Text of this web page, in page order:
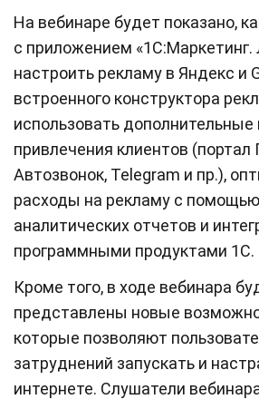
На вебинаре будет показано,
с приложением «1С:Маркетинг.
настроить рекламу в Яндекс и
встроенного конструктора
использовать дополнительные
привлечения клиентов (портал
Автозвонок, Telegram и пр.),
расходы на рекламу с
аналитических отчетов и
программными продуктами 1С.
Кроме того, в ходе вебинара
представлены новые
которые позволяют
затруднений запускать и
интернете. Слушатели